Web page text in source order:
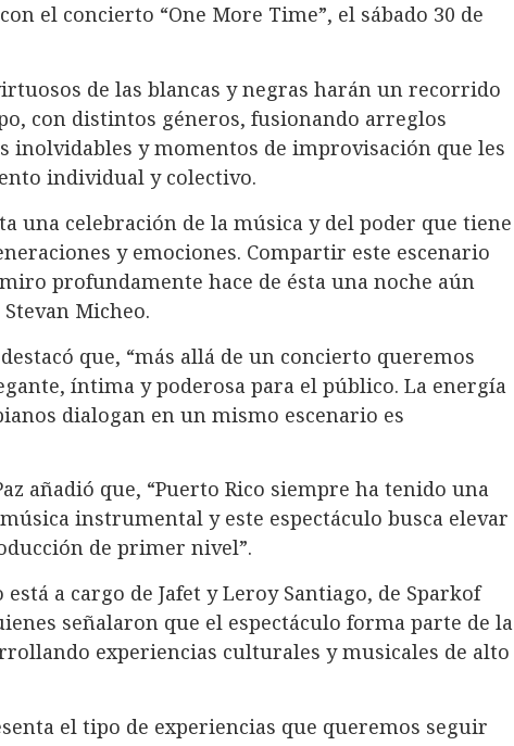
el concierto “One More Time”, el sábado 30 de
de las blancas y negras harán un recorrido
con distintos géneros, fusionando arreglos
inolvidables y momentos de improvisación que les
individual y colectivo.
una celebración de la música y del poder que tiene
y emociones. Compartir este escenario
profundamente hace de ésta una noche aún
Micheo.
que, “más allá de un concierto queremos
íntima y poderosa para el público. La energía
dialogan en un mismo escenario es
añadió que, “Puerto Rico siempre ha tenido una
instrumental y este espectáculo busca elevar
de primer nivel”.
a cargo de Jafet y Leroy Santiago, de Sparkof
señalaron que el espectáculo forma parte de la
experiencias culturales y musicales de alto
el tipo de experiencias que queremos seguir